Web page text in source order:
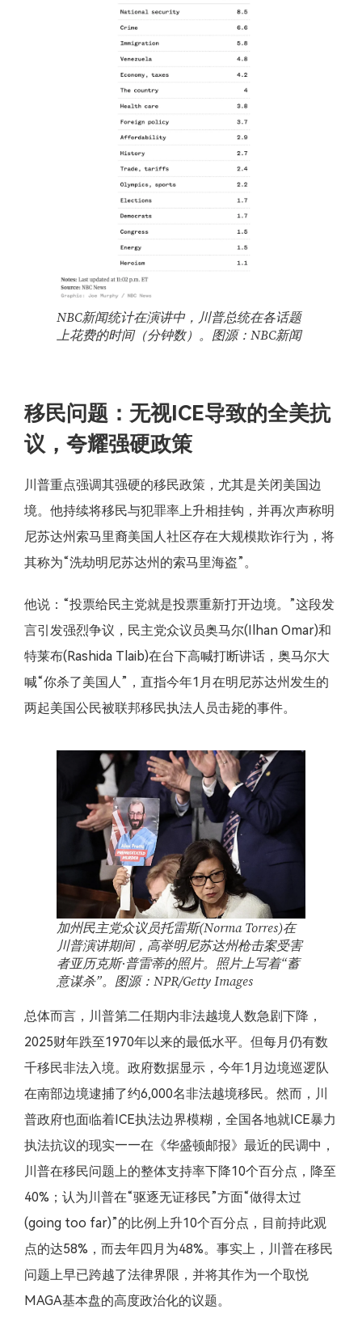
NBC新闻统计在演讲中，川普总统在各话题
上花费的时间（分钟数）。图源：NBC新闻
移民问题：无视ICE导致的全美抗
议，夸耀强硬政策
川普重点强调其强硬的移民政策，尤其是关闭美国边
境。他持续将移民与犯罪率上升相挂钩，并再次声称明
尼苏达州索马里裔美国人社区存在大规模欺诈行为，将
其称为“洗劫明尼苏达州的索马里海盗”。
他说：“投票给民主党就是投票重新打开边境。”这段发
言引发强烈争议，民主党众议员奥马尔(Ilhan Omar)和
特莱布(Rashida Tlaib)在台下高喊打断讲话，奥马尔大
喊“你杀了美国人”，直指今年1月在明尼苏达州发生的
两起美国公民被联邦移民执法人员击毙的事件。
加州民主党众议员托雷斯(Norma Torres)在
川普演讲期间，高举明尼苏达州枪击案受害
者亚历克斯·普雷蒂的照片。照片上写着“蓄
意谋杀”。图源：NPR/Getty Images
总体而言，川普第二任期内非法越境人数急剧下降，
2025财年跌至1970年以来的最低水平。但每月仍有数
千移民非法入境。政府数据显示，今年1月边境巡逻队
在南部边境逮捕了约6,000名非法越境移民。然而，川
普政府也面临着ICE执法边界模糊，全国各地就ICE暴力
执法抗议的现实——在《华盛顿邮报》最近的民调中，
川普在移民问题上的整体支持率下降10个百分点，降至
40%；认为川普在“驱逐无证移民”方面“做得太过
(going too far)”的比例上升10个百分点，目前持此观
点的达58%，而去年四月为48%。事实上，川普在移民
问题上早已跨越了法律界限，并将其作为一个取悦
MAGA基本盘的高度政治化的议题。